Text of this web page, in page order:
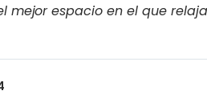
espacio en el que